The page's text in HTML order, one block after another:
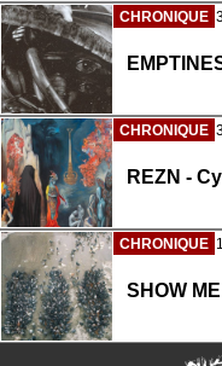
CHRONIQUE
CHRONIQUE
REZN -
CHRONIQUE
SHOW